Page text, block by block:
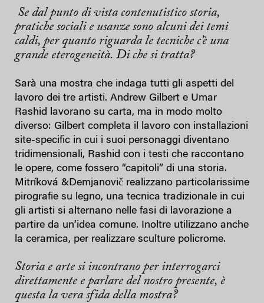
Se dal punto di vista contenutistico storia,
pratiche sociali e usanze sono alcuni dei temi
caldi, per quanto riguarda le tecniche c’è una
grande eterogeneità. Di che si tratta?
Sarà una mostra che indaga tutti gli aspetti del
lavoro dei tre artisti. Andrew Gilbert e Umar
Rashid lavorano su carta, ma in modo molto
diverso: Gilbert completa il lavoro con installazioni
site-specific in cui i suoi personaggi diventano
tridimensionali, Rashid con i testi che raccontano
le opere, come fossero “capitoli” di una storia.
Mitríková &Demjanovič realizzano particolarissime
pirografie su legno, una tecnica tradizionale in cui
gli artisti si alternano nelle fasi di lavorazione a
partire da un’idea comune. Inoltre utilizzano anche
la ceramica, per realizzare sculture policrome.
Storia e arte si incontrano per interrogarci
direttamente e parlare del nostro presente, è
questa la vera sfida della mostra?